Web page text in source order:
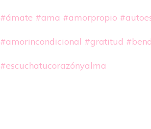
#ámate #ama #amorpropio
#amorincondicional #gratitud
#escuchatucorazónyalma